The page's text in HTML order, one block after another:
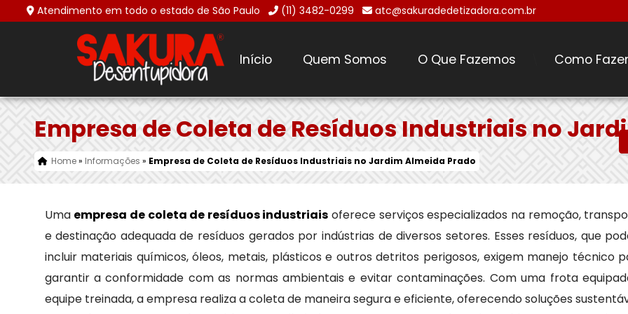
Atendimento em todo o estado de São Paulo (11) 3482-0299 atc@sakuradedetizadora.com.br
Início Quem Somos O Que Fazemos Como
Empresa de Coleta de Resíduos Industriais no
Home» Informações » Empresa de Coleta de Resíduos Industriais no Jardim Almeida Prado
Uma empresa de coleta de resíduos industriais oferece serviços especializados na remoção,
e destinação adequada de resíduos gerados por indústrias de diversos setores. Esses resíduos, que
incluir materiais químicos, óleos, metais, plásticos e outros detritos perigosos, exigem manejo técnico
garantir a conformidade com as normas ambientais e evitar contaminações. Com uma frota
equipe treinada, a empresa realiza a coleta de maneira segura e eficiente, oferecendo soluções